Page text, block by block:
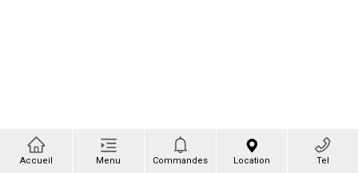
Accueil Menu Commandes Location Tel